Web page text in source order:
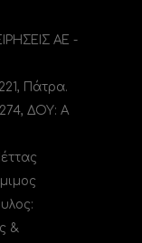
ΑΕ -
Πάτρα.
ΔΟΥ: A
&